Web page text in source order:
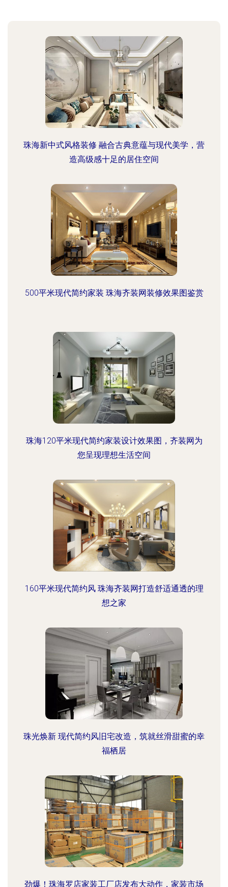
珠海新中式风格装修 融合古典意蕴与现代美学，营
造高级感十足的居住空间
500平米现代简约家装 珠海齐装网装修效果图鉴赏
珠海120平米现代简约家装设计效果图，齐装网为
您呈现理想生活空间
160平米现代简约风 珠海齐装网打造舒适通透的理
想之家
珠光焕新 现代简约风旧宅改造，筑就丝滑甜蜜的幸
福栖居
劲爆！珠海罗店家装工厂店发布大动作，家装市场